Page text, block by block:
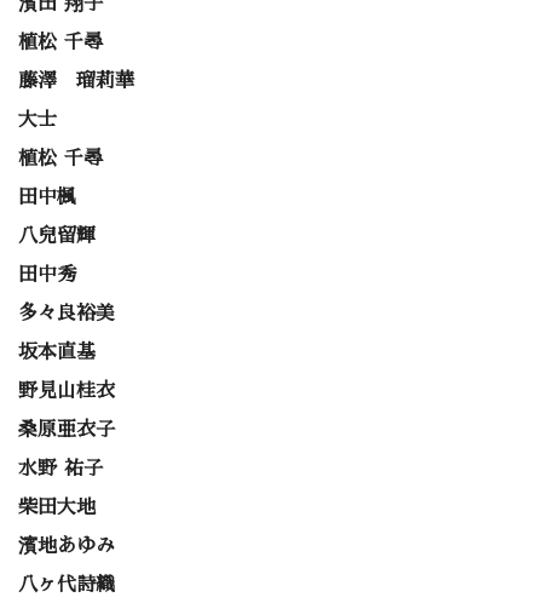
植松 千尋
藤澤 瑠莉華
大士
植松 千尋
田中楓
八兒留輝
田中秀
多々良裕美
坂本直基
野見山桂衣
桑原亜衣子
水野 祐子
柴田大地
濱地あゆみ
八ヶ代詩織